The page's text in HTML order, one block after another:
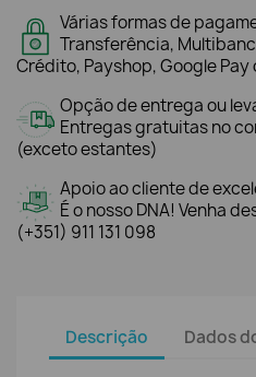
Várias formas de
Transferência,
Crédito, Payshop, Google Pay
Opção de entrega ou
Entregas gratuitas no
(exceto estantes)
Apoio ao cliente de
É o nosso DNA! Venha
(+351) 911 131 098
Descrição Dados